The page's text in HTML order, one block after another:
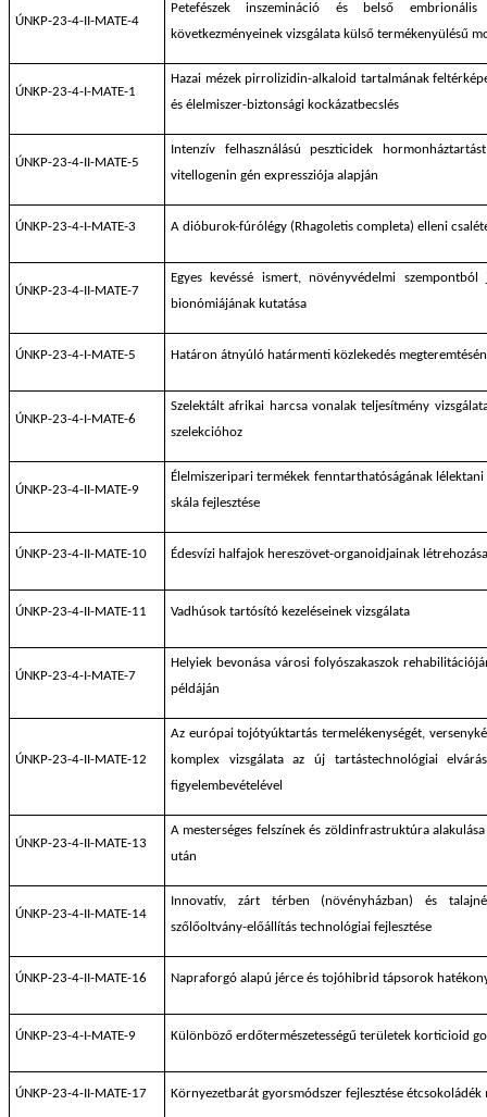
ÚNKP-23-4-II-MATE-4
Petefészek inszemináció és belső
következményeinek vizsgálata külső termékenyülésű
ÚNKP-23-4-I-MATE-1
Hazai mézek pirrolizidin-alkaloid tartalmának
és élelmiszer-biztonsági kockázatbecslés
ÚNKP-23-4-II-MATE-5
Intenzív felhasználású peszticidek
vitellogenin gén expressziója alapján
ÚNKP-23-4-I-MATE-3 A dióburok-fúrólégy (Rhagoletis completa) elleni
ÚNKP-23-4-II-MATE-7
Egyes kevéssé ismert, növényvédelmi
bionómiájának kutatása
ÚNKP-23-4-I-MATE-5 Határon átnyúló határmenti közlekedés
ÚNKP-23-4-I-MATE-6
Szelektált afrikai harcsa vonalak teljesítmény
szelekcióhoz
ÚNKP-23-4-II-MATE-9
Élelmiszeripari termékek fenntarthatóságának
skála fejlesztése
ÚNKP-23-4-II-MATE-10 Édesvízi halfajok hereszövet-organoidjainak létrehozása
ÚNKP-23-4-II-MATE-11 Vadhúsok tartósító kezeléseinek vizsgálata
ÚNKP-23-4-I-MATE-7
Helyiek bevonása városi folyószakaszok
példáján
ÚNKP-23-4-II-MATE-12
Az európai tojótyúktartás termelékenységét,
komplex vizsgálata az új tartástechnológiai
figyelembevételével
ÚNKP-23-4-II-MATE-13
A mesterséges felszínek és zöldinfrastruktúra
után
ÚNKP-23-4-II-MATE-14
Innovatív, zárt térben (növényházban) és
szőlőoltvány-előállítás technológiai fejlesztése
ÚNKP-23-4-II-MATE-16 Napraforgó alapú jérce és tojóhibrid tápsorok
ÚNKP-23-4-I-MATE-9 Különböző erdőtermészetességű területek korticioid
ÚNKP-23-4-II-MATE-17 Környezetbarát gyorsmódszer fejlesztése